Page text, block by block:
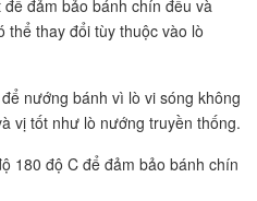
đảm bảo bánh chín đều và
thể thay đổi tùy thuộc vào lò
nướng bánh vì lò vi sóng không
vị tốt như lò nướng truyền thống.
180 độ C để đảm bảo bánh chín